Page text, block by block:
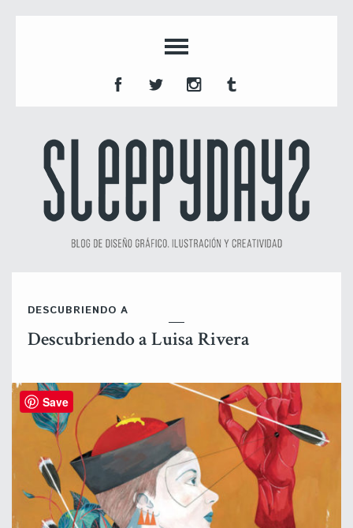
DESCUBRIENDO A
Descubriendo a Luisa Rivera
Save